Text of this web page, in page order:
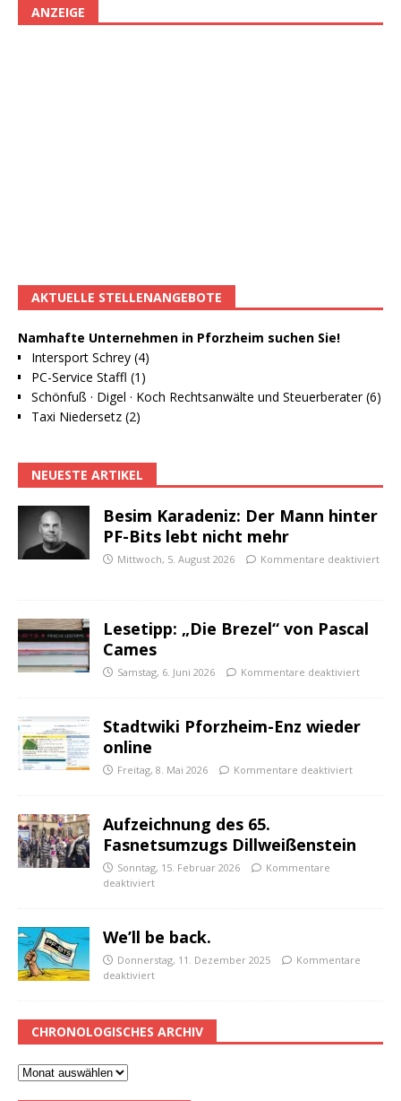
ANZEIGE
AKTUELLE STELLENANGEBOTE
Namhafte Unternehmen in Pforzheim suchen Sie!
Intersport Schrey (4)
PC-Service Staffl (1)
Schönfuß · Digel · Koch Rechtsanwälte und Steuerberater (6)
Taxi Niedersetz (2)
NEUESTE ARTIKEL
Besim Karadeniz: Der Mann hinter
PF-Bits lebt nicht mehr
Mittwoch, 5. August 2026 Kommentare deaktiviert
Lesetipp: „Die Brezel“ von Pascal
Cames
Samstag, 6. Juni 2026 Kommentare deaktiviert
Stadtwiki Pforzheim-Enz wieder
online
Freitag, 8. Mai 2026 Kommentare deaktiviert
Aufzeichnung des 65.
Fasnetsumzugs Dillweißenstein
Sonntag, 15. Februar 2026
Kommentare
deaktiviert
We’ll be back.
Donnerstag, 11. Dezember 2025
Kommentare
deaktiviert
CHRONOLOGISCHES ARCHIV